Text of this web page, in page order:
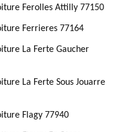
Ferolles Attilly 77150
Ferrieres 77164
La Ferte Gaucher
La Ferte Sous Jouarre
Flagy 77940